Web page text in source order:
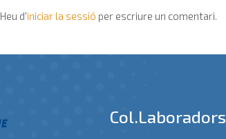
Heu d'iniciar la sessió per escriure un comentari.
Col.laboradors